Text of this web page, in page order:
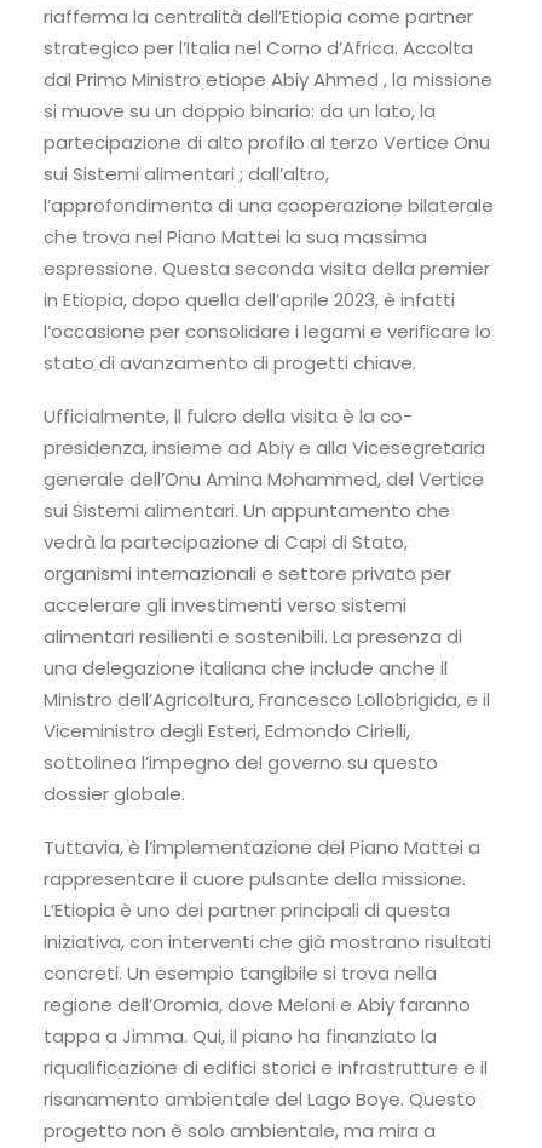
riafferma la centralità dell’Etiopia come partner
strategico per l’Italia nel Corno d’Africa. Accolta
dal Primo Ministro etiope Abiy Ahmed , la missione
si muove su un doppio binario: da un lato, la
partecipazione di alto profilo al terzo Vertice Onu
sui Sistemi alimentari ; dall’altro,
l’approfondimento di una cooperazione bilaterale
che trova nel Piano Mattei la sua massima
espressione. Questa seconda visita della premier
in Etiopia, dopo quella dell’aprile 2023, è infatti
l’occasione per consolidare i legami e verificare lo
stato di avanzamento di progetti chiave.
Ufficialmente, il fulcro della visita è la co-
presidenza, insieme ad Abiy e alla Vicesegretaria
generale dell’Onu Amina Mohammed, del Vertice
sui Sistemi alimentari. Un appuntamento che
vedrà la partecipazione di Capi di Stato,
organismi internazionali e settore privato per
accelerare gli investimenti verso sistemi
alimentari resilienti e sostenibili. La presenza di
una delegazione italiana che include anche il
Ministro dell’Agricoltura, Francesco Lollobrigida, e il
Viceministro degli Esteri, Edmondo Cirielli,
sottolinea l’impegno del governo su questo
dossier globale.
Tuttavia, è l’implementazione del Piano Mattei a
rappresentare il cuore pulsante della missione.
L’Etiopia è uno dei partner principali di questa
iniziativa, con interventi che già mostrano risultati
concreti. Un esempio tangibile si trova nella
regione dell’Oromia, dove Meloni e Abiy faranno
tappa a Jimma. Qui, il piano ha finanziato la
riqualificazione di edifici storici e infrastrutture e il
risanamento ambientale del Lago Boye. Questo
progetto non è solo ambientale, ma mira a